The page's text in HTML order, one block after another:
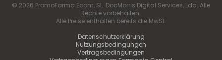
© 2026 PromoFarma Ecom, SL. DocMorris Digital Services, Lda. Alle
Rechte vorbehalten.
Alle Preise enthalten bereits die MwSt.
Datenschutzerklärung
Nutzungsbedingungen
Vertragsbedingungen